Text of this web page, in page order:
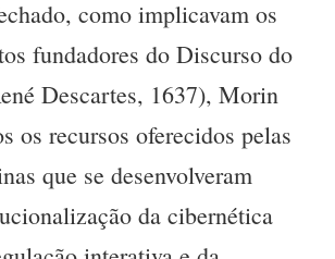
como implicavam os
fundadores do Discurso do
Descartes, 1637), Morin
os recursos oferecidos pelas
que se desenvolveram
da cibernética